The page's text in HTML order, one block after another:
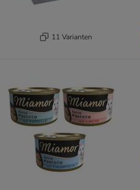
11 Varianten